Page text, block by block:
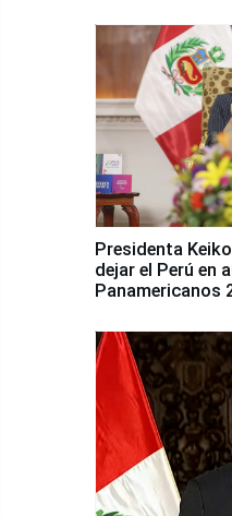
Presidenta
dejar el Perú en
Panamericanos